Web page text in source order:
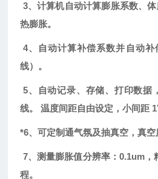
3、计算机自动计算膨胀系数、
热膨胀。
4、自动计算补偿系数并自动补
线）。
5、自动记录、存储、打印数据
线。
温度间距自由设定，小间距 1
*6、可定制通气氛及抽真空，真空
7、测量膨胀值分辨率：0.1um ，
程。